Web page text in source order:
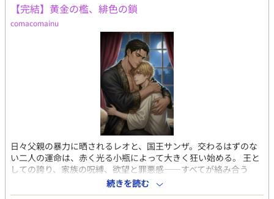
【完結】黄金の檻、緋色の鎖
comacomainu
日々父親の暴力に晒されるレオと、国王サンザ。交わるはずのな
い二人の運命は、赤く光る小瓶によって大きく狂い始める。 王と
しての誇り、家族の呪縛、欲望と罪悪感――すべてが絡み合う
中、サンザは次第にレオを必要とし、レオもまた彼の孤独に触れ
て揺れ動く。 （イラストと考察と内容紹介に、生成AIを使用して
続きを読む